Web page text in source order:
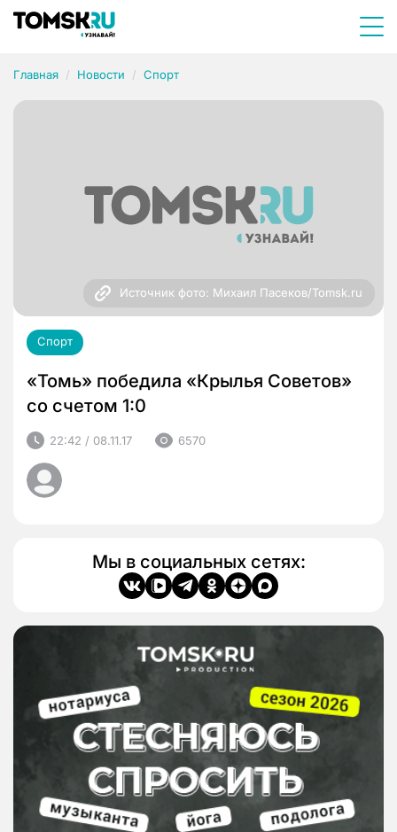
Главная Новости Спорт
Источник фото: Михаил Пасеков/Tomsk.ru
Спорт
«Томь» победила «Крылья Советов»
со счетом 1:0
22:42 / 08.11.17 6570
Мы в социальных сетях: